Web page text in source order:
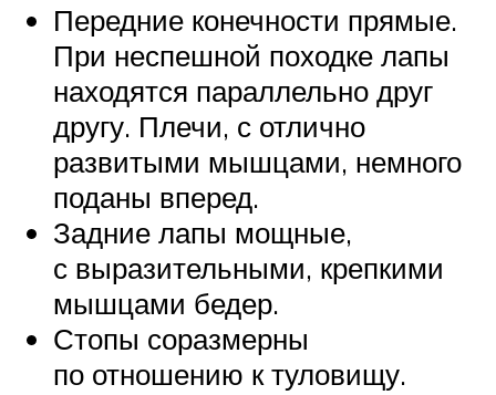
Передние конечности прямые.
При неспешной походке лапы
находятся параллельно друг
другу. Плечи, с отлично
развитыми мышцами, немного
поданы вперед.
Задние лапы мощные,
с выразительными, крепкими
мышцами бедер.
Стопы соразмерны
по отношению к туловищу.